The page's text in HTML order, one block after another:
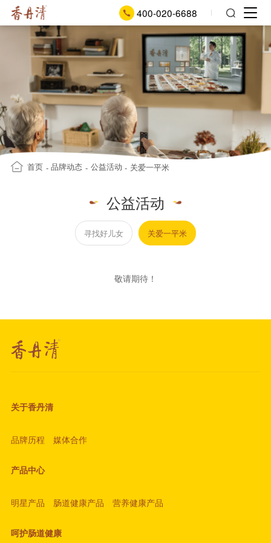
400-020-6688
首页 - 品牌动态 - 公益活动 - 关爱一平米
公益活动
寻找好儿女 关爱一平米
敬请期待！
关于香丹清
品牌历程 媒体合作
产品中心
明星产品 肠道健康产品 营养健康产品
呵护肠道健康